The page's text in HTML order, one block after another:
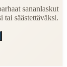
sananlaskut
säästettäväksi.